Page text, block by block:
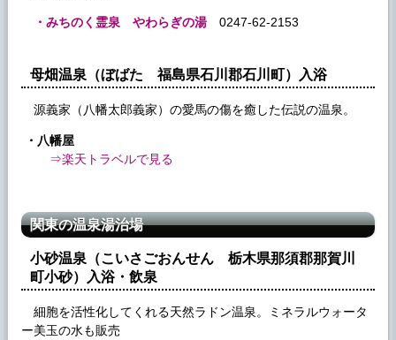
・みちのく霊泉 やわらぎの湯0247-62-2153
母畑温泉（ぼばた 福島県石川郡石川町）入浴
源義家（八幡太郎義家）の愛馬の傷を癒した伝説の温泉。
・八幡屋
⇒楽天トラベルで見る
関東の温泉湯治場
小砂温泉（こいさごおんせん 栃木県那須郡那賀川
町小砂）入浴・飲泉
細胞を活性化してくれる天然ラドン温泉。ミネラルウォータ
ー美玉の水も販売